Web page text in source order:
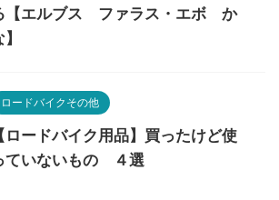
【エルブス ファラス・エボ か
ロードバイクその他
【ロードバイク用品】買ったけど使
ていないもの ４選